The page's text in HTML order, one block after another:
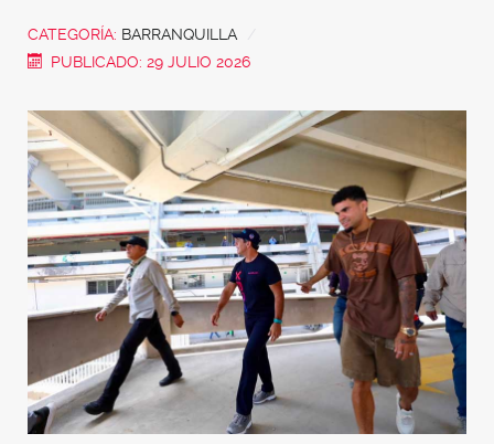
CATEGORÍA: BARRANQUILLA
PUBLICADO: 29 JULIO 2026